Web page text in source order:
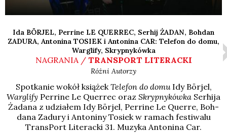
Ida BÖRJEL, Perrine LE QUERREC, Serhij ŻADAN, Bohdan
ZADURA, Antonina TOSIEK i Antonina CAR: Telefon do domu,
Warglify, Skrypnykówka
NAGRANIA / TRANSPORT LITERACKI
Różni Autorzy
Spo­tka­nie wokół ksią­żek Tele­fon do domuIdy Bör­jel,
War­gli­fy Per­ri­ne Le Quer­rec oraz Skryp­ny­ków­ka Ser­hi­ja
Żada­na z udzia­łem Idy Bör­jel, Per­ri­ne Le Quer­re, Boh­
da­na Zadu­ry i Anto­ni­ny Tosiek w ramach festi­wa­lu
Trans­Port Lite­rac­ki 31. Muzy­ka Anto­ni­na Car.